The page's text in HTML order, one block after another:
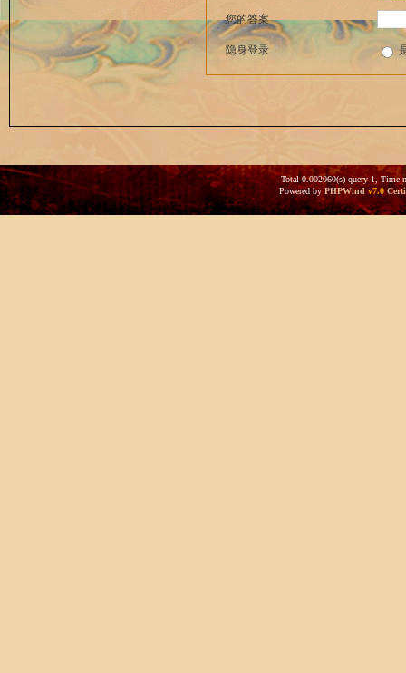
您的答案
隐身登录
Total 0.002060(s) query 1, Time
Powered byPHPWind v7.0